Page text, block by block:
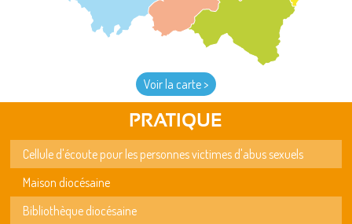
Voir la carte >
PRATIQUE
Cellule d'écoute pour les personnes victimes d'abus sexuels
Maison diocésaine
Bibliothèque diocésaine